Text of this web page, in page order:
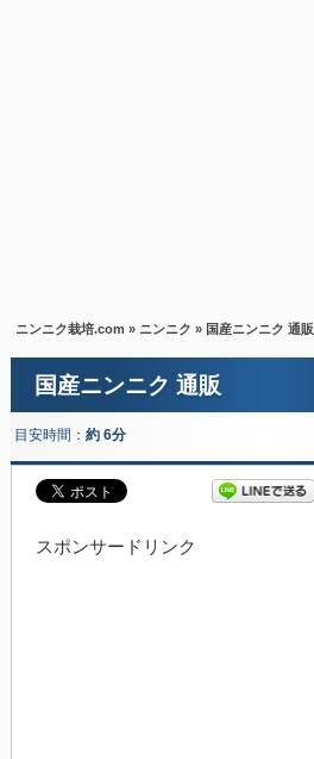
ニンニク栽培.com » ニンニク » 国産ニンニク 通販
国産ニンニク 通販
目安時間： 約 6分
スポンサードリンク